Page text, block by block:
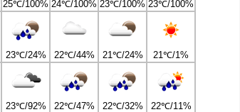
25℃/100% 24℃/100% 23℃/100% 23℃/100%
23℃/24% 22℃/44% 21℃/24% 21℃/1%
23℃/92% 22℃/47% 22℃/32% 22℃/11%